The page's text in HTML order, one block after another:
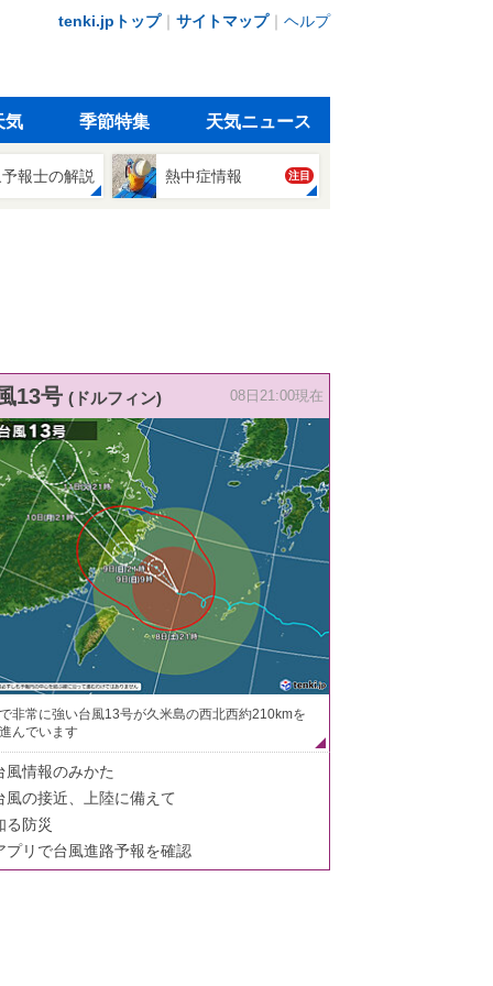
tenki.jpトップ｜ サイトマップ｜ ヘルプ
気 季節特集 天気ニュース
報士の解説 熱中症情報 注目
13号 (ドルフィン) 08日21:00現在
非常に強い台風13号が久米島の西北西約210kmを
んでいます
風情報のみかた
風の接近、上陸に備えて
る防災
プリで台風進路予報を確認